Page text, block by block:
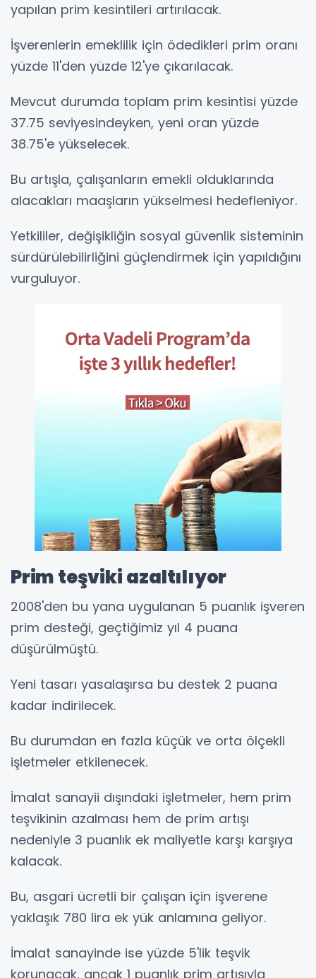
yapılan prim kesintileri artırılacak.
İşverenlerin emeklilik için ödedikleri prim oranı
yüzde 11'den yüzde 12'ye çıkarılacak.
Mevcut durumda toplam prim kesintisi yüzde
37.75 seviyesindeyken, yeni oran yüzde
38.75'e yükselecek.
Bu artışla, çalışanların emekli olduklarında
alacakları maaşların yükselmesi hedefleniyor.
Yetkililer, değişikliğin sosyal güvenlik sisteminin
sürdürülebilirliğini güçlendirmek için yapıldığını
vurguluyor.
Prim teşviki azaltılıyor
2008'den bu yana uygulanan 5 puanlık işveren
prim desteği, geçtiğimiz yıl 4 puana
düşürülmüştü.
Yeni tasarı yasalaşırsa bu destek 2 puana
kadar indirilecek.
Bu durumdan en fazla küçük ve orta ölçekli
işletmeler etkilenecek.
İmalat sanayii dışındaki işletmeler, hem prim
teşvikinin azalması hem de prim artışı
nedeniyle 3 puanlık ek maliyetle karşı karşıya
kalacak.
Bu, asgari ücretli bir çalışan için işverene
yaklaşık 780 lira ek yük anlamına geliyor.
İmalat sanayinde ise yüzde 5'lik teşvik
korunacak, ancak 1 puanlık prim artışıyla